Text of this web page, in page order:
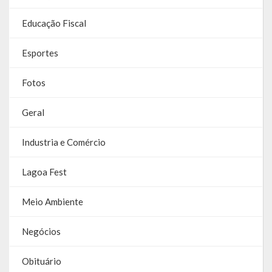
Publicações Oficiais
SIAFIC
Contas
Contas – TCE
Educação Fiscal
Esportes
Fotos
Geral
Industria e Comércio
Lagoa Fest
Meio Ambiente
Negócios
Obituário